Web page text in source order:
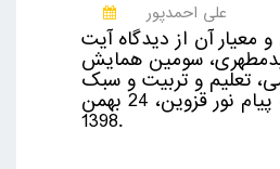
علی احمدپور
آن از دیدگاه آیت
سومین همایش
تعلیم و تربیت و سبک
زندگی، دانشگاه پیام نور قزوین، 24 بهمن
1398.